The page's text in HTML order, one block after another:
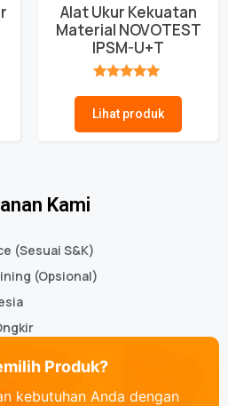
Alat Ukur Kekuatan
Material NOVOTEST
IPSM-U+T
Lihat produk
Kami
(Sesuai S&K)
(Opsional)
Produk?
kebutuhan Anda dengan